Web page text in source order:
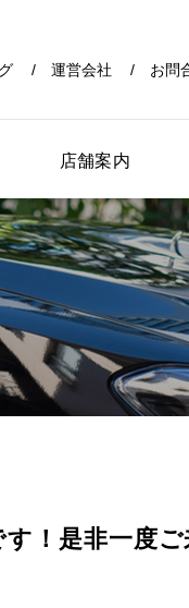
運営会社 お問
店舗案内
！是非一度ご